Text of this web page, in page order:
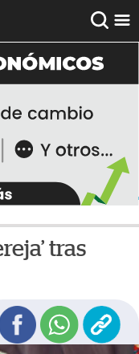
tras